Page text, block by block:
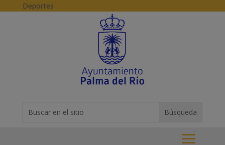
Skip to content
Deportes
for...